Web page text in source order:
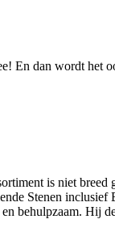
En dan wordt het
is niet
Stenen
behulpzaam. Hij